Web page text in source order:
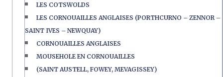
LES COTSWOLDS
LES CORNOUAILLES ANGLAISES (PORTHCURNO – ZENNOR –
SAINT IVES – NEWQUAY)
CORNOUAILLES ANGLAISES
MOUSEHOLE EN CORNOUAILLES
(SAINT AUSTELL, FOWEY, MEVAGISSEY)